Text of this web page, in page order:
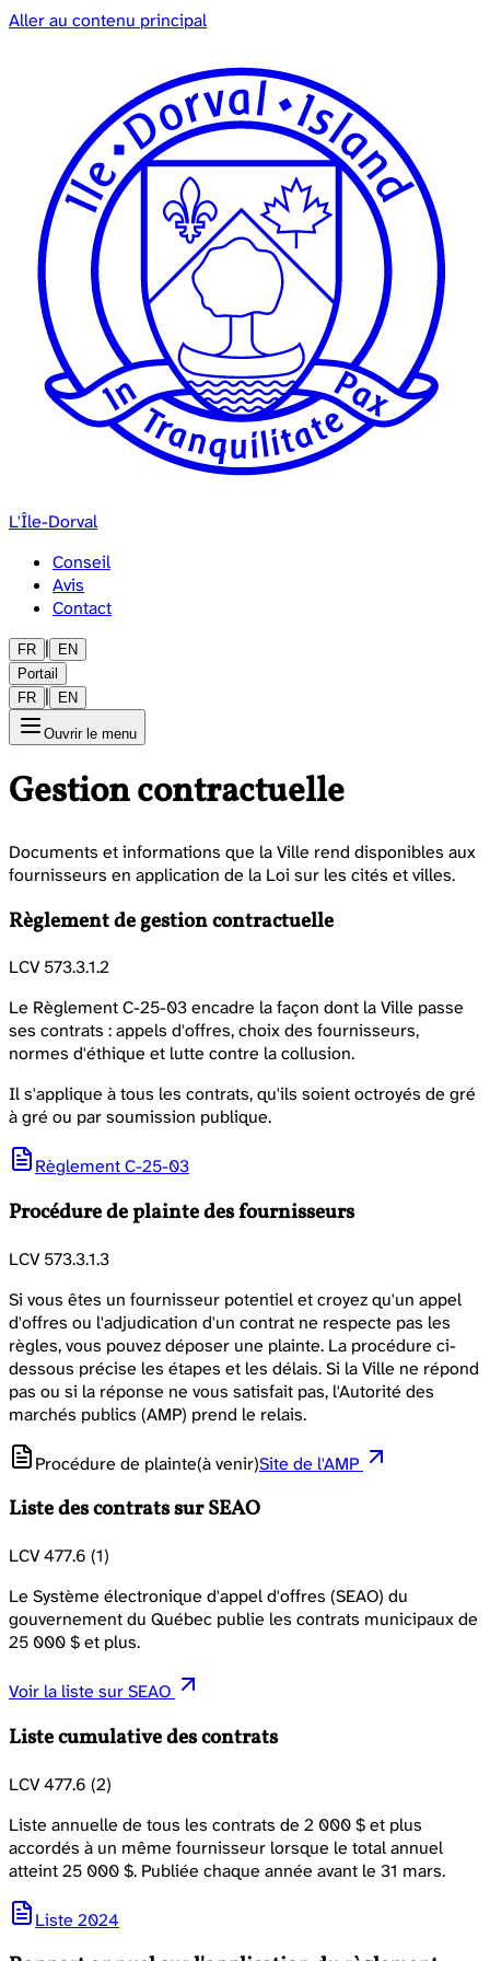
Aller au contenu principal
L'Île-Dorval
Conseil
Avis
Contact
FR
EN
Portail
FR
EN
Ouvrir le menu
Gestion contractuelle
Documents et informations que la Ville rend disponibles aux
fournisseurs en application de la Loi sur les cités et villes.
Règlement de gestion contractuelle
LCV 573.3.1.2
Le Règlement C-25-03 encadre la façon dont la Ville passe
ses contrats : appels d'offres, choix des fournisseurs,
normes d'éthique et lutte contre la collusion.
Il s'applique à tous les contrats, qu'ils soient octroyés de gré
à gré ou par soumission publique.
Règlement C-25-03
Procédure de plainte des fournisseurs
LCV 573.3.1.3
Si vous êtes un fournisseur potentiel et croyez qu'un appel
d'offres ou l'adjudication d'un contrat ne respecte pas les
règles, vous pouvez déposer une plainte. La procédure ci-
dessous précise les étapes et les délais. Si la Ville ne répond
pas ou si la réponse ne vous satisfait pas, l'Autorité des
marchés publics (AMP) prend le relais.
Procédure de plainte(à venir)Site de l'AMP
Liste des contrats sur SEAO
LCV 477.6 (1)
Le Système électronique d'appel d'offres (SEAO) du
gouvernement du Québec publie les contrats municipaux de
25 000 $ et plus.
Voir la liste sur SEAO
Liste cumulative des contrats
LCV 477.6 (2)
Liste annuelle de tous les contrats de 2 000 $ et plus
accordés à un même fournisseur lorsque le total annuel
atteint 25 000 $. Publiée chaque année avant le 31 mars.
Liste 2024